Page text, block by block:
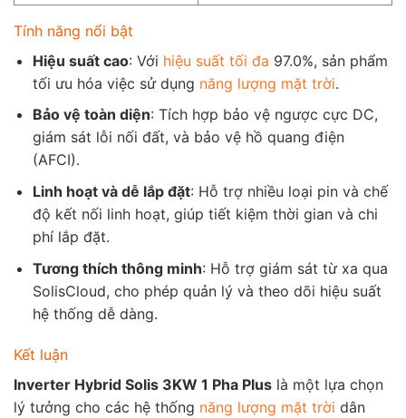
Tính năng nổi bật
Hiệu suất cao: Với hiệu suất tối đa 97.0%, sản phẩm
tối ưu hóa việc sử dụng năng lượng mặt trời.
Bảo vệ toàn diện: Tích hợp bảo vệ ngược cực DC,
giám sát lỗi nối đất, và bảo vệ hồ quang điện
(AFCI).
Linh hoạt và dễ lắp đặt: Hỗ trợ nhiều loại pin và chế
độ kết nối linh hoạt, giúp tiết kiệm thời gian và chi
phí lắp đặt.
Tương thích thông minh: Hỗ trợ giám sát từ xa qua
SolisCloud, cho phép quản lý và theo dõi hiệu suất
hệ thống dễ dàng.
Kết luận
Inverter Hybrid Solis 3KW 1 Pha Plus là một lựa chọn
lý tưởng cho các hệ thống năng lượng mặt trời dân